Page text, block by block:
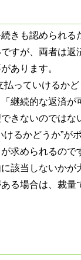
きも認められる
すが、両者は
あります。
っていけるかど
継続的な返済が
きないのでは
るかどうか”が
求められるので
該当しないかが
る場合は、裁